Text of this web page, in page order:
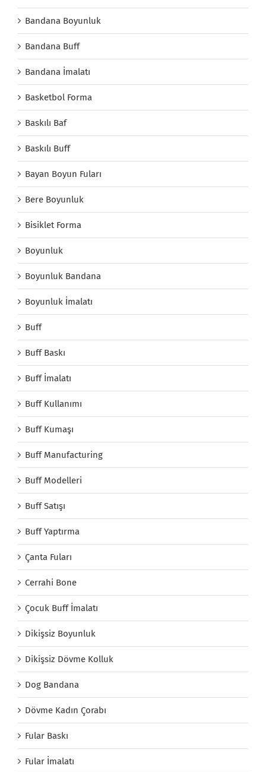
Bandana Boyunluk
Bandana Buff
Bandana İmalatı
Basketbol Forma
Baskılı Baf
Baskılı Buff
Bayan Boyun Fuları
Bere Boyunluk
Bisiklet Forma
Boyunluk
Boyunluk Bandana
Boyunluk İmalatı
Buff
Buff Baskı
Buff İmalatı
Buff Kullanımı
Buff Kumaşı
Buff Manufacturing
Buff Modelleri
Buff Satışı
Buff Yaptırma
Çanta Fuları
Cerrahi Bone
Çocuk Buff İmalatı
Dikişsiz Boyunluk
Dikişsiz Dövme Kolluk
Dog Bandana
Dövme Kadın Çorabı
Fular Baskı
Fular İmalatı